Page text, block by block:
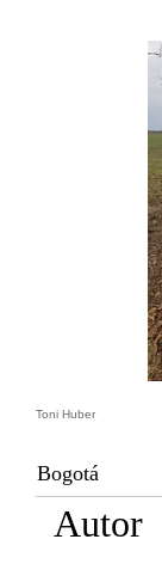
Toni Huber
Bogotá
Autor